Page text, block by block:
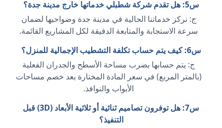
س5: هل تقدم شركة شطبلي خدماتها خارج مدينة جدة؟
ج: نركز خدماتنا الحالية في مدينة جدة وضواحيها لضمان
سرعة الاستجابة والمتابعة الدقيقة لكل المشاريع القائمة.
س6: كيف يتم حساب تكلفة التشطيب الإجمالية للمنزل؟
ج: يتم حسابها بضرب مساحة الأسطح والجدران الفعلية
(بالمتر المربع) في سعر المادة المختارة بعد خصم مساحات
الأبواب والنوافذ.
س7: هل توفرون تصاميم ثنائية أو ثلاثية الأبعاد (3D) قبل
التنفيذ؟